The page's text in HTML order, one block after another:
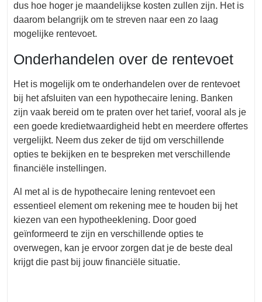
dus hoe hoger je maandelijkse kosten zullen zijn. Het is
daarom belangrijk om te streven naar een zo laag
mogelijke rentevoet.
Onderhandelen over de rentevoet
Het is mogelijk om te onderhandelen over de rentevoet
bij het afsluiten van een hypothecaire lening. Banken
zijn vaak bereid om te praten over het tarief, vooral als je
een goede kredietwaardigheid hebt en meerdere offertes
vergelijkt. Neem dus zeker de tijd om verschillende
opties te bekijken en te bespreken met verschillende
financiële instellingen.
Al met al is de hypothecaire lening rentevoet een
essentieel element om rekening mee te houden bij het
kiezen van een hypotheeklening. Door goed
geïnformeerd te zijn en verschillende opties te
overwegen, kan je ervoor zorgen dat je de beste deal
krijgt die past bij jouw financiële situatie.